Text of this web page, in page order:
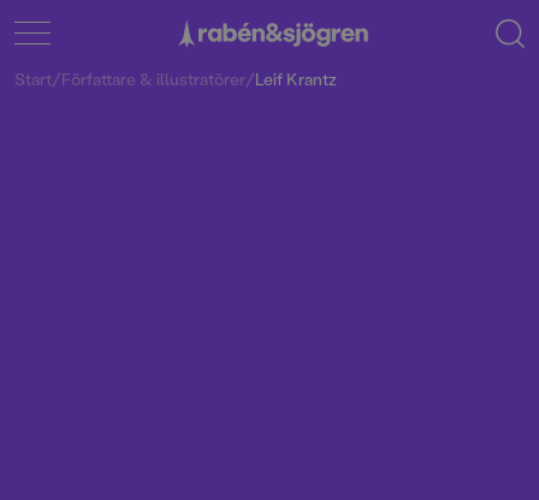
Start/Författare & illustratörer/Leif Krantz